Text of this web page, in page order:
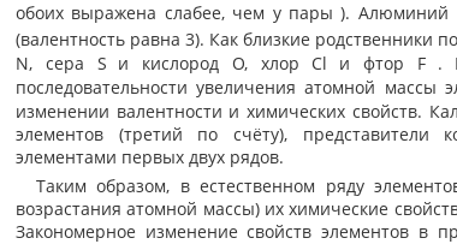
обоих выражена слабее, чем у пары). Алюминий
(валентность равна 3). Как близкие родственники
N, сера S и кислород O, хлор Cl и фтор F .
последовательности увеличения атомной массы
изменении валентности и химических свойств.
элементов (третий по счёту), представители
элементами первых двух рядов.
Таким образом, в естественном ряду
возрастания атомной массы) их химические
Закономерное изменение свойств элементов в